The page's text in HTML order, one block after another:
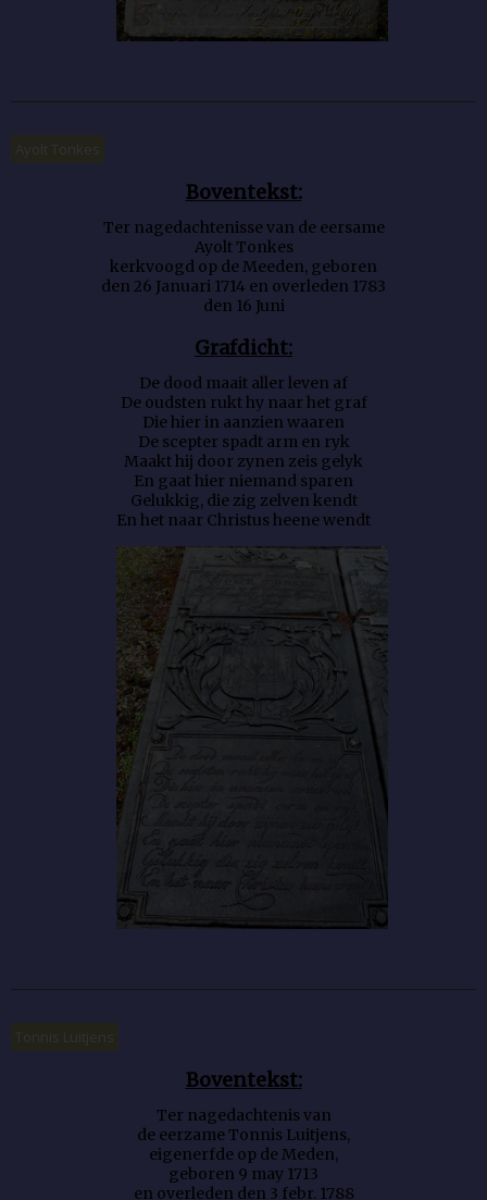
Ayolt Tonkes
Boventekst:
Ter nagedachtenisse van de eersame
Ayolt Tonkes
kerkvoogd op de Meeden, geboren
den 26 Januari 1714 en overleden 1783
den 16 Juni
Grafdicht:
De dood maait aller leven af
De oudsten rukt hy naar het graf
Die hier in aanzien waaren
De scepter spadt arm en ryk
Maakt hij door zynen zeis gelyk
En gaat hier niemand sparen
Gelukkig, die zig zelven kendt
En het naar Christus heene wendt
Tonnis Luitjens
Boventekst:
Ter nagedachtenis van
de eerzame Tonnis Luitjens,
eigenerfde op de Meden,
geboren 9 may 1713
en overleden den 3 febr. 1788